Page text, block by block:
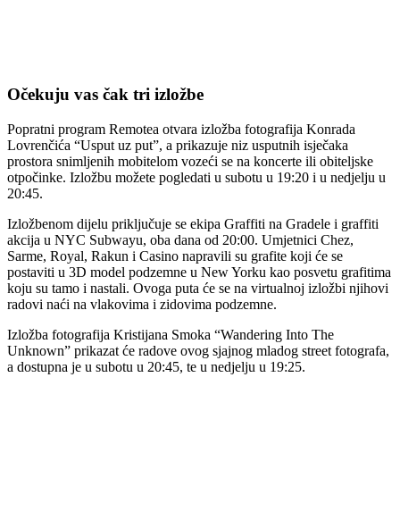
Očekuju vas čak tri izložbe
Popratni program Remotea otvara izložba fotografija Konrada
Lovrenčića “Usput uz put”, a prikazuje niz usputnih isječaka
prostora snimljenih mobitelom vozeći se na koncerte ili obiteljske
otpočinke. Izložbu možete pogledati u subotu u 19:20 i u nedjelju u
20:45.
Izložbenom dijelu priključuje se ekipa Graffiti na Gradele i graffiti
akcija u NYC Subwayu, oba dana od 20:00. Umjetnici Chez,
Sarme, Royal, Rakun i Casino napravili su grafite koji će se
postaviti u 3D model podzemne u New Yorku kao posvetu grafitima
koju su tamo i nastali. Ovoga puta će se na virtualnoj izložbi njihovi
radovi naći na vlakovima i zidovima podzemne.
Izložba fotografija Kristijana Smoka “Wandering Into The
Unknown” prikazat će radove ovog sjajnog mladog street fotografa,
a dostupna je u subotu u 20:45, te u nedjelju u 19:25.